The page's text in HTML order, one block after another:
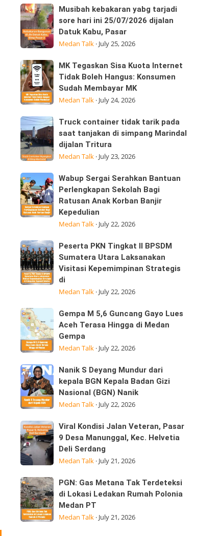
dan
Moto
GP
Edition
hadir
Musibah
kebakaran
yabg
tarjadi
sore
hari
ini
25/07/2026
dijalan
Datuk
Kabu,
Pasar
Musibah kebakaran yabg tarjadi
sore hari ini 25/07/2026 dijalan
Datuk Kabu, Pasar
Medan Talk· July 25, 2026
MK
Tegaskan
Sisa
Kuota
Internet
Tidak
Boleh
Hangus:
Konsumen
Sudah
Membayar
MK
MK Tegaskan Sisa Kuota Internet
Tidak Boleh Hangus: Konsumen
Sudah Membayar MK
Medan Talk· July 24, 2026
Truck
container
tidak
tarik
pada
saat
tanjakan
di
simpang
dijalan
Tritura
Truck container tidak tarik pada
saat tanjakan di simpang Marindal
dijalan Tritura
Medan Talk· July 23, 2026
Wabup
Sergai
Serahkan
Bantuan
Perlengkapan
Sekolah
Bagi
Ratusan
Anak
Kepedulian
Wabup Sergai Serahkan Bantuan
Perlengkapan Sekolah Bagi
Ratusan Anak Korban Banjir
Kepedulian
Medan Talk· July 22, 2026
Peserta
PKN
Tingkat
II
Sumatera
Utara
Laksanakan
Visitasi
Strategis
di
Peserta PKN Tingkat II BPSDM
Sumatera Utara Laksanakan
Visitasi Kepemimpinan Strategis
di
Medan Talk· July 22, 2026
Gempa
M
5,6
Guncang
Gayo
Lues
Aceh
Terasa
Hingga
di
Medan
Gempa
Gempa M 5,6 Guncang Gayo Lues
Aceh Terasa Hingga di Medan
Gempa
Medan Talk· July 22, 2026
Nanik
S
Deyang
Mundur
dari
kepala
BGN
Kepala
Badan
Gizi
Nasional
(BGN) Nanik
Nanik S Deyang Mundur dari
kepala BGN Kepala Badan Gizi
Nasional (BGN) Nanik
Medan Talk· July 22, 2026
Viral
Kondisi
Jalan
Veteran,
Pasar
9
Desa
Manunggal,
Kec.
Viral Kondisi Jalan Veteran, Pasar
9 Desa Manunggal, Kec. Helvetia
Deli Serdang
Medan Talk· July 21, 2026
PGN:
Gas
Metana
Tak
PGN: Gas Metana Tak Terdeteksi
di Lokasi Ledakan Rumah Polonia
Medan PT
Medan Talk· July 21, 2026